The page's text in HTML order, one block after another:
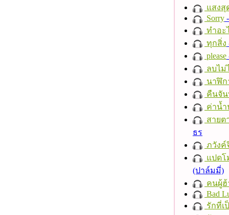
แสงสุ
Sorry
ทำอะ
ทุกสิ่ง
please
ลบไม่
นาฬิก
คืนจั
ค่าน้
สายต
ธร
ภวังค์
แปดโ
(ปาล์มมี่)
คนผู้ฮ้
Bad
รักที่เ